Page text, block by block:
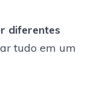
diferentes
tudo em um